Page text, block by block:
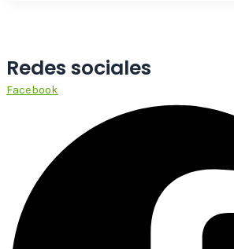
Redes sociales
Facebook